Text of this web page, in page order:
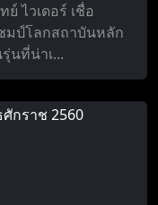
ไวเดอร์ เชื่อ
มป์โลกสถาบันหลัก
นที่น่าเ...